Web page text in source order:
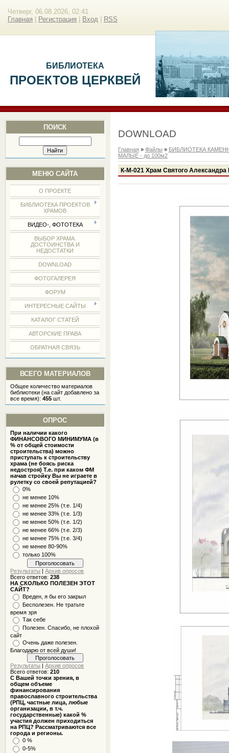
Четверг, 06.08.2026, 02:41
Главная
Регистрация Вход RSS
БИБЛИОТЕКА
ПРОЕКТОВ ЦЕРКВЕЙ
ПОИСК
МЕНЮ САЙТА
О ПРОЕКТЕ
БИБЛИОТЕКА ПРОЕКТОВ
ХРАМОВ
ВИДЕО-, ФОТОТЕКА
ВЫБОР ХРАМА.
ДОСТОИНСТВА И
НЕДОСТАТКИ
DOWNLOAD
ФОТОГАЛЕРЕЯ
ФОРУМ
ИНТЕРЕСНЫЕ САЙТЫ
КАТАЛОГ СТАТЕЙ
АВТОРСКИЕ ПРАВА
ОБРАТНАЯ СВЯЗЬ
ВСЕГО МАТЕРИАЛОВ
Общее количество материалов
библиотеки (на сайт добавлено за
все время):455 шт.
ОПРОС
При наличии какого
ФИНАНСОВОГО МИНИМУМА (в
% от общей стоимости
строительства) можно
приступать к строительству
храма (не боясь риска
недостроя) Т.е. при каком ФМ
начав стройку Вы не играете в
рулетку со своей репутацией?
0%
не менее 10%
не менее 25% (т.е. 1/4)
не менее 33% (т.е. 1/3)
не менее 50% (т.е. 1/2)
не менее 66% (т.е. 2/3)
не менее 75% (т.е. 3/4)
не менее 80-90%
только 100%
Результаты |Архив опросов
Всего ответов:238
НА СКОЛЬКО ПОЛЕЗЕН ЭТОТ
САЙТ?
Вреден, я бы его закрыл
Бесполезен. Не тратьте
время зря
Так себе
Полезен. Спасибо, не плохой
сайт
Очень даже полезен.
Благодарю от всей души!
Результаты |Архив опросов
Всего ответов:210
С Вашей точки зрения, в
общем объеме
финансирования
православного строительства
(РПЦ, частные лица, любые
организации, в т.ч.
государственные) какой %
участия должен приходиться
на РПЦ? Рассматриваются все
города и регионы.
0 %
0-5%
DOWNLOAD
Главная » Файлы » БИБЛИОТЕКА
МАЛЫЕ - до 100м2
К-М-021 Храм Святого